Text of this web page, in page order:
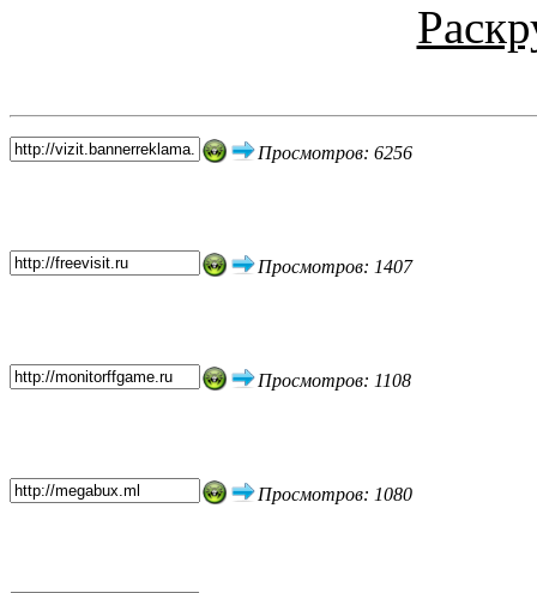
Просмотров: 6256
Просмотров: 1407
Просмотров: 1108
Просмотров: 1080